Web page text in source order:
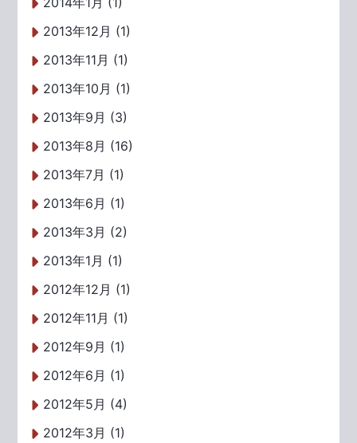
2013年12月 (1)
2013年11月 (1)
2013年10月 (1)
2013年9月 (3)
2013年8月 (16)
2013年7月 (1)
2013年6月 (1)
2013年3月 (2)
2013年1月 (1)
2012年12月 (1)
2012年11月 (1)
2012年9月 (1)
2012年6月 (1)
2012年5月 (4)
2012年3月 (1)